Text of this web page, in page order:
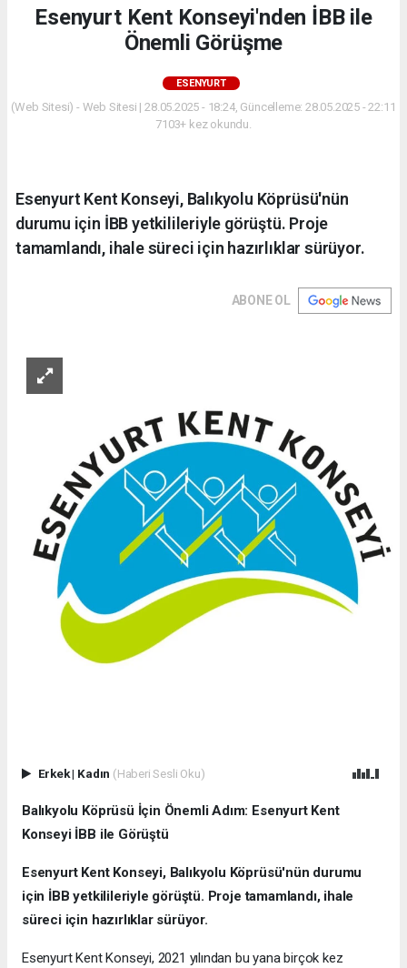
Esenyurt Kent Konseyi'nden İBB ile
Önemli Görüşme
ESENYURT
(Web Sitesi) - Web Sitesi | 28.05.2025 - 18:24, Güncelleme: 28.05.2025 - 22:11
7103+ kez okundu.
Esenyurt Kent Konseyi, Balıkyolu Köprüsü'nün
durumu için İBB yetkilileriyle görüştü. Proje
tamamlandı, ihale süreci için hazırlıklar sürüyor.
ABONE OL
Erkek| Kadın (Haberi Sesli Oku)
Balıkyolu Köprüsü İçin Önemli Adım: Esenyurt Kent
Konseyi İBB ile Görüştü
Esenyurt Kent Konseyi, Balıkyolu Köprüsü'nün durumu
için İBB yetkilileriyle görüştü. Proje tamamlandı, ihale
süreci için hazırlıklar sürüyor.
Esenyurt Kent Konseyi, 2021 yılından bu yana birçok kez